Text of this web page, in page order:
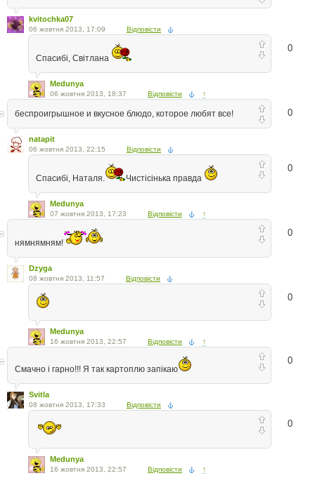
kvitochka07
06 жовтня 2013, 17:09 Відповісти
0
Спасибі, Світлана
Medunya
06 жовтня 2013, 18:37 Відповісти ↑
0
беспроигрышное и вкусное блюдо, которое любят все!
natapit
06 жовтня 2013, 22:15 Відповісти
0
Спасибі, Наталя. Чистісінька правда
Medunya
07 жовтня 2013, 17:23 Відповісти ↑
0
нямнямням!
Dzyga
08 жовтня 2013, 11:57 Відповісти
0
Medunya
16 жовтня 2013, 22:57 Відповісти ↑
0
Смачно і гарно!!! Я так картоплю запікаю
Svitla
08 жовтня 2013, 17:33 Відповісти
0
Medunya
16 жовтня 2013, 22:57 Відповісти ↑